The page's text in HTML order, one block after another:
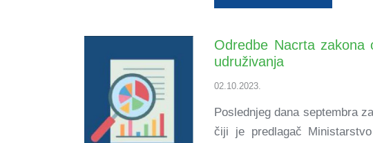
Odredbe Nacrta zakona
udruživanja
02.10.2023.
Poslednjeg dana septembra
čiji je predlagač